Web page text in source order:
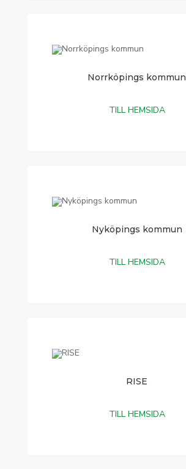
Norrköpings kommun
TILL HEMSIDA
Nyköpings kommun
TILL HEMSIDA
RISE
TILL HEMSIDA